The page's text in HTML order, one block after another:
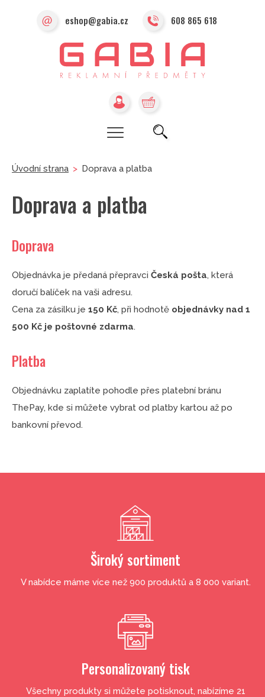
eshop@gabia.cz 608 865 618
Úvodní strana > Doprava a platba
Doprava a platba
Doprava
Objednávka je předaná přepravci Česká pošta, která
doručí balíček na vaši adresu.
Cena za zásilku je 150 Kč, při hodnotě objednávky nad 1
500 Kč je poštovné zdarma.
Platba
Objednávku zaplatíte pohodle přes platební bránu
ThePay, kde si můžete vybrat od platby kartou až po
bankovní převod.
Široký sortiment
V nabídce máme více než 900 produktů a 8 000 variant.
Personalizovaný tisk
Všechny produkty si můžete potisknout, nabízíme 21